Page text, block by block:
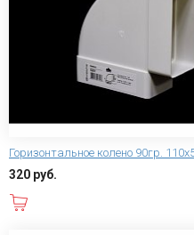
Горизонтальное колено 90гр.
320 руб.